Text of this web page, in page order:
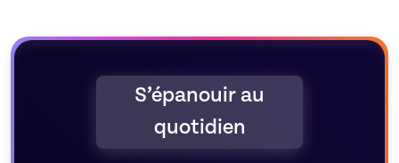
S’épanouir au
quotidien